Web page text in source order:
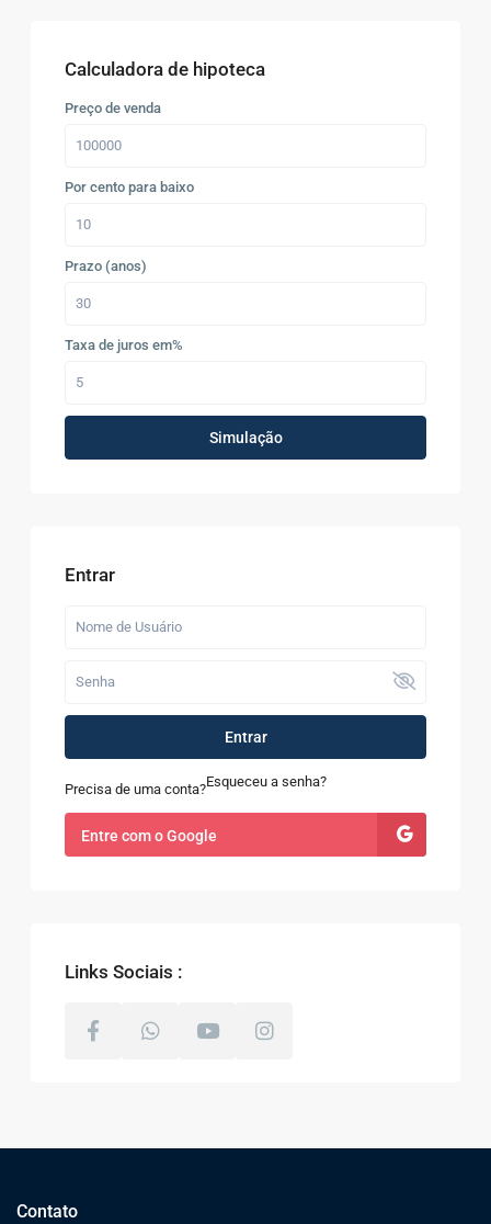
Calculadora de hipoteca
Preço de venda
Por cento para baixo
Prazo (anos)
Taxa de juros em%
Simulação
Entrar
Entrar
Precisa de uma conta?Esqueceu a senha?
Entre com o Google
Links Sociais :
Contato